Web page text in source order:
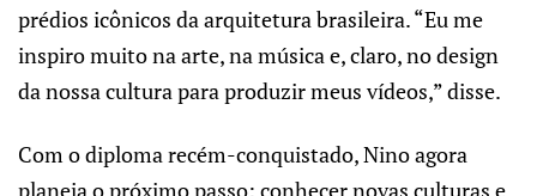
prédios icônicos da arquitetura brasileira. “Eu me
inspiro muito na arte, na música e, claro, no design
da nossa cultura para produzir meus vídeos,” disse.
Com o diploma recém-conquistado, Nino agora
planeja o próximo passo: conhecer novas culturas e